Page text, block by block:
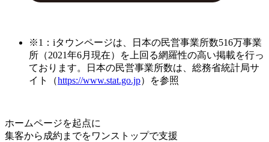
※1：iタウンページは、日本の民営事業所数516万事業
所（2021年6月現在）を上回る網羅性の高い掲載を行っ
ております。日本の民営事業所数は、総務省統計局サ
イト（https://www.stat.go.jp）を参照
ホームページを起点に
集客から成約までをワンストップで支援